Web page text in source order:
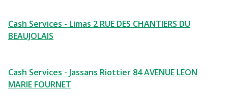
Cash Services - Limas 2 RUE DES CHANTIERS DU
BEAUJOLAIS
Cash Services - Jassans Riottier 84 AVENUE LEON
MARIE FOURNET